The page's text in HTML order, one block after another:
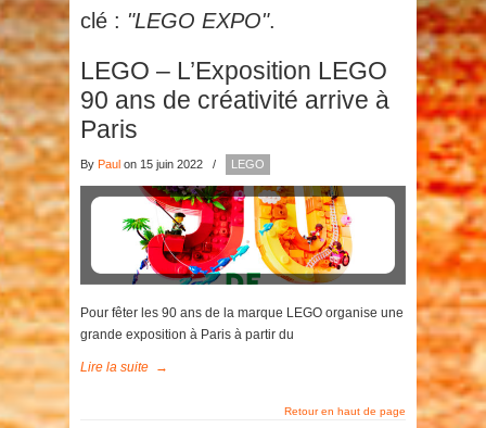
clé : "LEGO EXPO".
LEGO – L’Exposition LEGO
90 ans de créativité arrive à
Paris
By Paul on 15 juin 2022 / LEGO
Pour fêter les 90 ans de la marque LEGO organise une
grande exposition à Paris à partir du
Lire la suite →
Retour en haut de page